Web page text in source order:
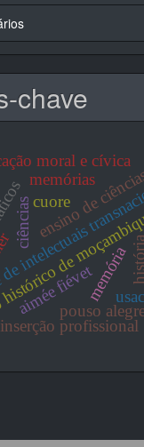
chave
de história
memória
ensino de
moral e cívica
aimée fiévet
ciências
inserção profissional
pouso
memórias
cuore